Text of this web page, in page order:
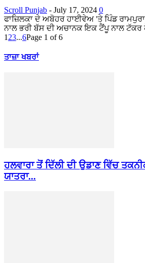
Scroll Punjab - July 17, 2024 0
ਫਾਜ਼ਿਲਕਾ ਦੇ ਅਬੋਹਰ ਹਾਈਵੇਅ 'ਤੇ ਪਿੰਡ
ਨਾਲ ਭਰੀ ਬੱਸ ਦੀ ਅਚਾਨਕ ਇਕ ਟੈਂਪੂ ਨਾਲ ਟੱਕਰ
1 23...6Page 1 of 6
ਤਾਜ਼ਾ ਖਬਰਾਂ
ਹਲਵਾਰਾ ਤੋਂ ਦਿੱਲੀ ਦੀ ਉਡਾਣ ਵਿੱਚ
ਯਾਤਰਾ...